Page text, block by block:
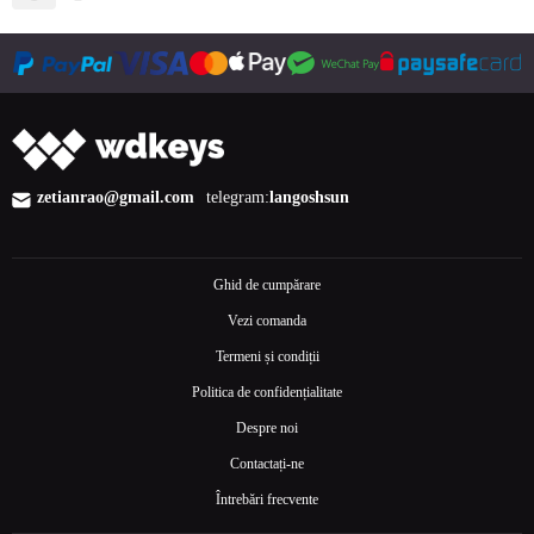
zetianrao@gmail.com telegram:langoshsun
Ghid de cumpărare
Vezi comanda
Termeni și condiții
Politica de confidențialitate
Despre noi
Contactați-ne
Întrebări frecvente